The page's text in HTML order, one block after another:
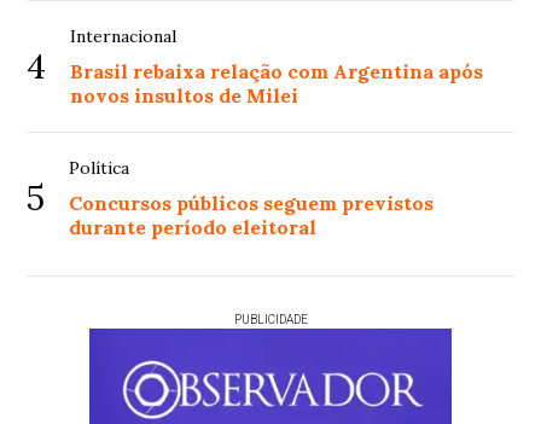
4
Internacional
Brasil rebaixa relação com Argentina após
novos insultos de Milei
5
Política
Concursos públicos seguem previstos
durante período eleitoral
PUBLICIDADE